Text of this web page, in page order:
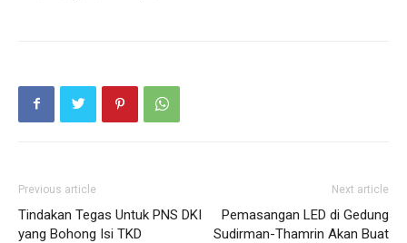
Previous article
Tindakan Tegas Untuk PNS DKI
yang Bohong Isi TKD
Next article
Pemasangan LED di Gedung
Sudirman-Thamrin Akan Buat